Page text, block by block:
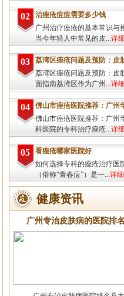
02
治痤疮痘痘需要多少钱
广州治疗痤疮的基本常识与
当今年轻人中常见的皮...详
03
荔湾区痤疮问题及预防：皮
荔湾区痤疮问题及预防：皮
面指南荔湾区作为广州...详
04
佛山市痤疮医院推荐：广州
佛山市痤疮医院推荐：广州
科医院的专科治疗痤疮...详
05
看痤疮哪家医院好
如何选择专科的痤疮治疗医
（俗称“青春痘”）是一...详
健康资讯
广州专治皮肤病的医院排